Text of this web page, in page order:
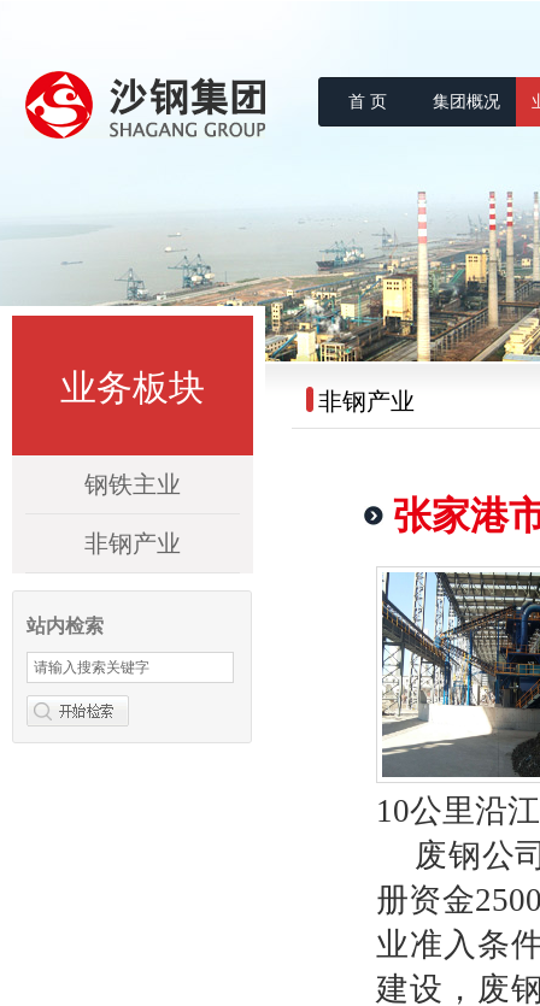
首 页 集团概况
业务板块
钢铁主业
非钢产业
站内检索
非钢产业
张家港
10公里沿
废钢公
册资金
业准入条
建设，废